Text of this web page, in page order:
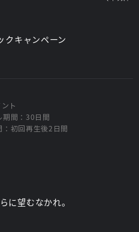
ト
期間：30日間
：初回再生後2日間
に望むなかれ。